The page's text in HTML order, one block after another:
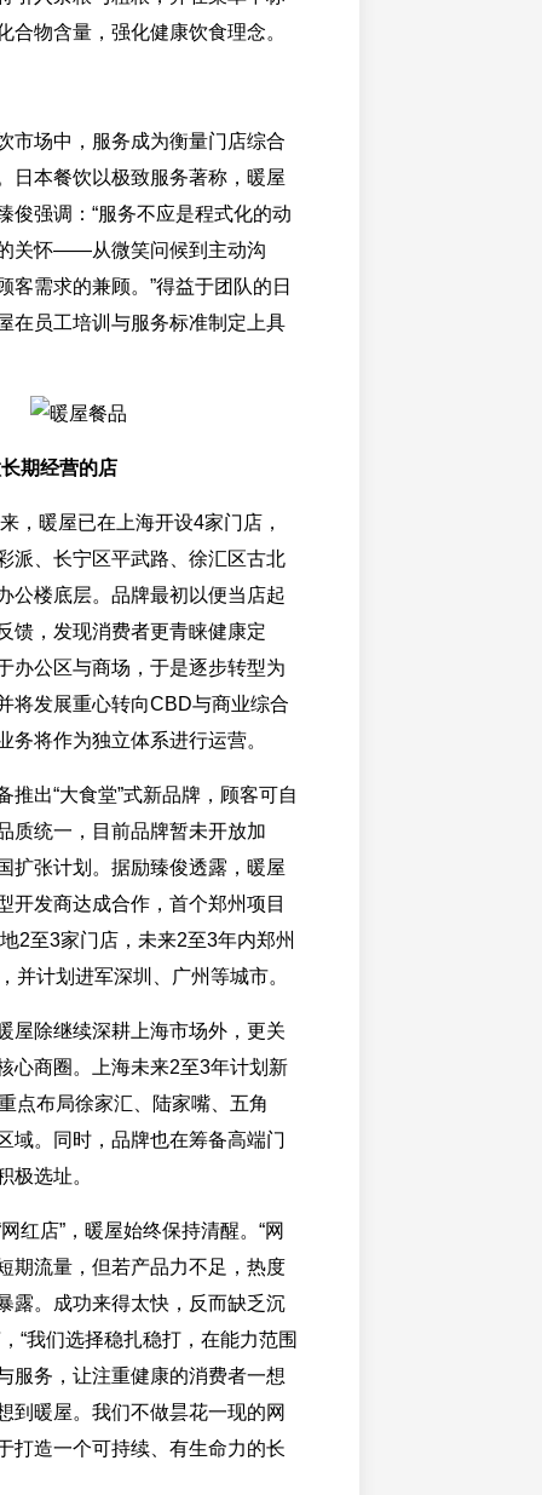
合物含量，强化健康饮食理念。
市场中，服务成为衡量门店综合
日本餐饮以极致服务著称，暖屋
俊强调：“服务不应是程式化的动
关怀——从微笑问候到主动沟
客需求的兼顾。”得益于团队的日
在员工培训与服务标准制定上具
期经营的店
，暖屋已在上海开设4家门店，
派、长宁区平武路、徐汇区古北
公楼底层。品牌最初以便当店起
馈，发现消费者更青睐健康定
办公区与商场，于是逐步转型为
将发展重心转向CBD与商业综合
务将作为独立体系进行运营。
推出“大食堂”式新品牌，顾客可自
质统一，目前品牌暂未开放加
扩张计划。据励臻俊透露，暖屋
开发商达成合作，首个郑州项目
2至3家门店，未来2至3年内郑州
并计划进军深圳、广州等城市。
屋除继续深耕上海市场外，更关
心商圈。上海未来2至3年计划新
点布局徐家汇、陆家嘴、五角
域。同时，品牌也在筹备高端门
极选址。
红店”，暖屋始终保持清醒。“网
期流量，但若产品力不足，热度
露。成功来得太快，反而缺乏沉
“我们选择稳扎稳打，在能力范围
服务，让注重健康的消费者一想
到暖屋。我们不做昙花一现的网
打造一个可持续、有生命力的长